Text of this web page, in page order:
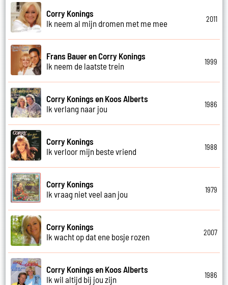
Corry Konings
Ik neem al mijn dromen met me mee
2011
Frans Bauer en Corry Konings
Ik neem de laatste trein
1999
Corry Konings en Koos Alberts
Ik verlang naar jou
1986
Corry Konings
Ik verloor mijn beste vriend
1988
Corry Konings
Ik vraag niet veel aan jou
1979
Corry Konings
Ik wacht op dat ene bosje rozen
2007
Corry Konings en Koos Alberts
Ik wil altijd bij jou zijn
1986